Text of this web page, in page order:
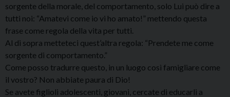
sorgente della morale, del comportamento, solo Lui può dire a
tutti noi: “Amatevi come io vi ho amato!” mettendo questa
frase come regola della vita per tutti.
Al di sopra metteteci quest’altra regola: “Prendete me come
sorgente di comportamento.”
Come posso tradurre questo, in un luogo così famigliare come
il vostro? Non abbiate paura di Dio!
Se avete figlioli adolescenti, giovani, cercate di educarli a